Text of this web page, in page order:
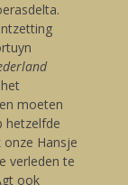
moeten
hetzelfde
Hansje
verleden te
ook